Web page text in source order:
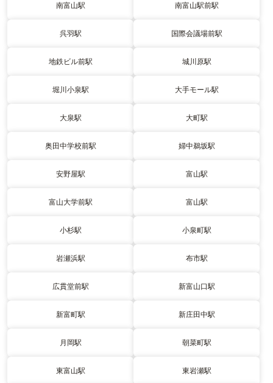
南富山駅 南富山駅前駅
呉羽駅 国際会議場前駅
地鉄ビル前駅 城川原駅
堀川小泉駅 大手モール駅
大泉駅 大町駅
奥田中学校前駅 婦中鵜坂駅
安野屋駅 富山駅
富山大学前駅 富山駅
小杉駅 小泉町駅
岩瀬浜駅 布市駅
広貫堂前駅 新富山口駅
新富町駅 新庄田中駅
月岡駅 朝菜町駅
東富山駅 東岩瀬駅